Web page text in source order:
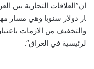
ار دولار سنويا وهي مسار
والتخفيف من الازمات
لرئيسية في العراق”.